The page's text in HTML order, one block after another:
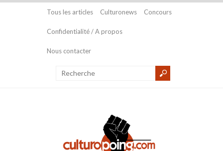
Tous les articles Culturonews Concours
Confidentialité / A propos
Nous contacter